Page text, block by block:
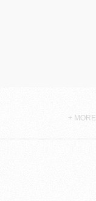
+ MORE